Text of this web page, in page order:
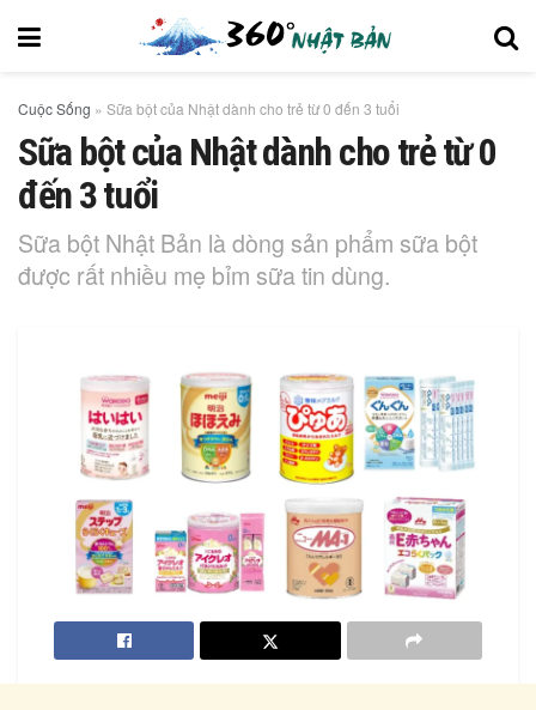
Cuộc Sống » Sữa bột của Nhật dành cho trẻ từ 0 đến 3 tuổi
Sữa bột của Nhật dành cho trẻ từ 0
đến 3 tuổi
Sữa bột Nhật Bản là dòng sản phẩm sữa bột
được rất nhiều mẹ bỉm sữa tin dùng.